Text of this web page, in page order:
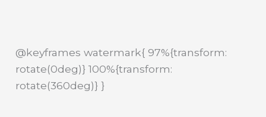
@keyframes watermark{ 97%{transform:
rotate(0deg)} 100%{transform:
rotate(360deg)} }